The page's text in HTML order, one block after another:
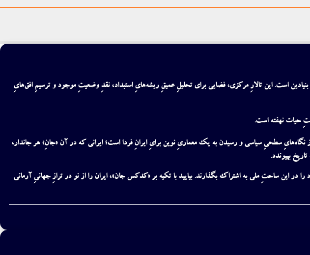
است. این تالارِ مرکزی، فضایی برایتحلیلِ عمیقِ ریشه‌هایِاستبداد، نقدِ وضعیتِ موجود و ترسیمِ افق‌هایِ
حیات نهفته است.
از نگاه‌هایِ سطحیِ سیاسی و رسیدن به یکمعماریِ نوین برایِ ایرانِ فردا است؛ ایرانی که در آن «جانِ» هرجاندار،
بپیوندد.
در این ساحتِ ملی به اشتراک بگذارند. بیایید با تکیه بر «کدکس جان»، ایران را از نو در ترازِ جهانیِ آرمانی